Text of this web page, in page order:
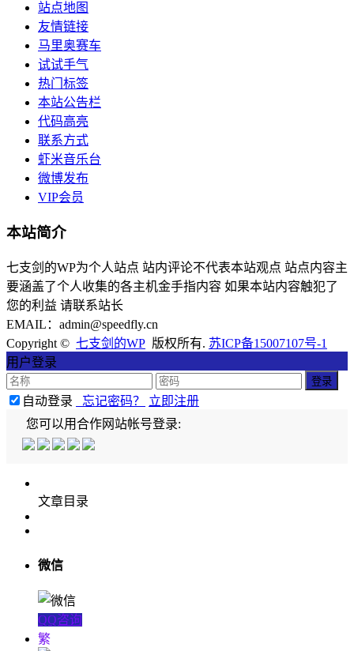
站点地图
友情链接
马里奥赛车
试试手气
热门标签
本站公告栏
代码高亮
联系方式
虾米音乐台
微博发布
VIP会员
本站简介
七支剑的WP为个人站点 站内评论不代表本站观点 站点内容主
要涵盖了个人收集的各主机金手指内容 如果本站内容触犯了
您的利益 请联系站长
EMAIL：admin@speedfly.cn
Copyright © 七支剑的WP 版权所有. 苏ICP备15007107号-1
用户登录
自动登录 忘记密码？
立即注册
您可以用合作网站帐号登录:
文章目录
微信
QQ咨询
繁